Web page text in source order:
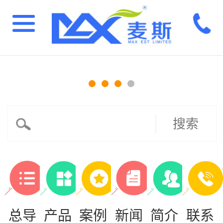
搜索
总导 产品 案例 新闻 简介 联系